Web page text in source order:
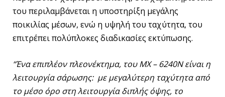
του περιλαμβάνεται η υποστηρίξη μεγάλης
ποικιλίας μέσων, ενώ η υψηλή του ταχύτητα, του
επιτρέπει πολύπλοκες διαδικασίες εκτύπωσης.
“Ένα επιπλέον πλεονέκτημα, του MX – 6240N είναι η
λειτουργία σάρωσης: με μεγαλύτερη ταχύτητα από
το μέσο όρο στη λειτουργία διπλής όψης, το